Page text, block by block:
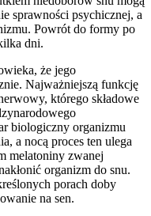
sprawności psychicznej, a
Powrót do formy po
dni.
że jego
Najważniejszą funkcję
którego składowe
biologiczny organizmu
a nocą proces ten ulega
melatoniny zwanej
organizm do snu.
porach doby
na sen.